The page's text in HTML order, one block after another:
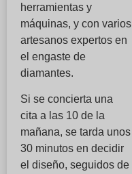
herramientas y
máquinas, y con varios
artesanos expertos en
el engaste de
diamantes.
Si se concierta una
cita a las 10 de la
mañana, se tarda unos
30 minutos en decidir
el diseño, seguidos de